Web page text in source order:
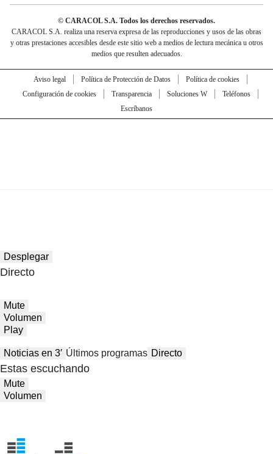
© CARACOL S.A. Todos los derechos reservados.
CARACOL S.A. realiza una reserva expresa de las reproducciones y usos de las obras
y otras prestaciones accesibles desde este sitio web a medios de lectura mecánica u otros
medios que resulten adecuados.
Aviso legal Política de Protección de Datos
Política de cookies
Configuración de cookies
Transparencia Soluciones W
Teléfonos
Escríbanos
Desplegar
Directo
Mute
Volumen
Play
Noticias en 3′ Últimos programas Directo
Estas escuchando
Mute
Volumen